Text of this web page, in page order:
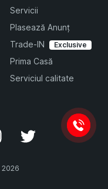
Servicii
Plasează Anunț
Trade-IN
Exclusive
Prima Casă
Serviciul calitate
2026